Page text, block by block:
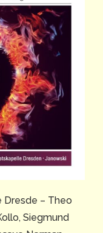
Dresde – Theo
Siegmund